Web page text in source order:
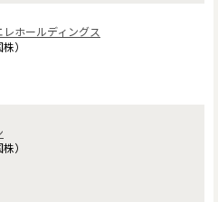
ホールディングス
）
）